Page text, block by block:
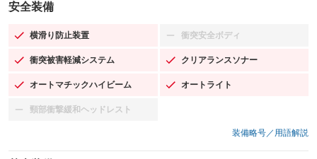
安全装備
横滑り防止装置
：装備あり 衝突安全ボディ
：装備なし
衝突被害軽減システム
：装備あり クリアランスソナー
：装備あり
オートマチックハイビーム
：装備あり オートライト
：装備あり
頸部衝撃緩和ヘッドレスト
：装備なし
装備略号／用語解説